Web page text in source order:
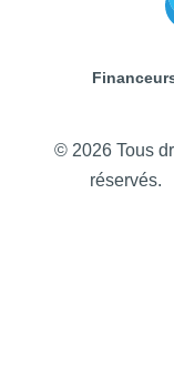
© 2026 Tous
réservés.